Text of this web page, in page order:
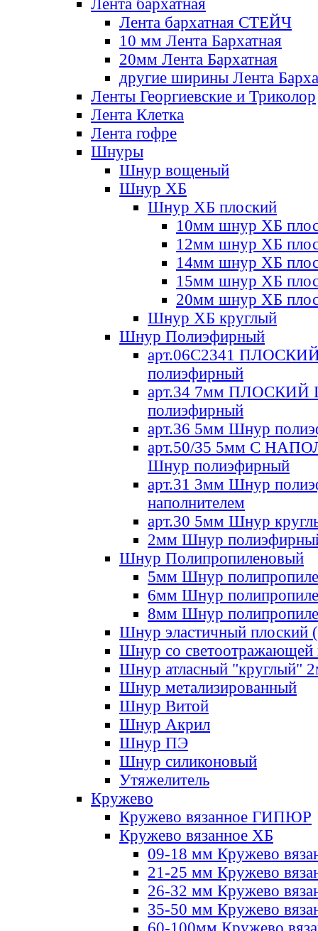
Лента бархатная
Лента бархатная СТЕЙЧ
10 мм Лента Бархатная
20мм Лента Бархатная
другие ширины Лента
Ленты Георгиевские и Триколор
Лента Клетка
Лента гофре
Шнуры
Шнур вощеный
Шнур ХБ
Шнур ХБ плоский
10мм шнур ХБ
12мм шнур ХБ
14мм шнур ХБ
15мм шнур ХБ
20мм шнур ХБ
Шнур ХБ круглый
Шнур Полиэфирный
арт.06С2341
полиэфирный
арт.34 7мм ПЛОСКИЙ
полиэфирный
арт.36 5мм Шнур
арт.50/35 5мм С
Шнур полиэфирный
арт.31 3мм Шнур
наполнителем
арт.30 5мм Шнур
2мм Шнур
Шнур Полипропиленовый
5мм Шнур
6мм Шнур
8мм Шнур
Шнур эластичный плоский
Шнур со светоотражающей
Шнур атласный "круглый"
Шнур метализированный
Шнур Витой
Шнур Акрил
Шнур ПЭ
Шнур силиконовый
Утяжелитель
Кружево
Кружево вязанное ГИПЮР
Кружево вязанное ХБ
09-18 мм Кружево
21-25 мм Кружево
26-32 мм Кружево
35-50 мм Кружево